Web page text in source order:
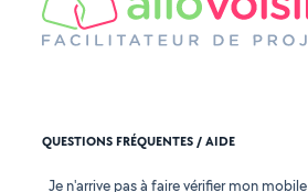
QUESTIONS FRÉQUENTES / AIDE
Je n'arrive pas à faire vérifier mon mobile